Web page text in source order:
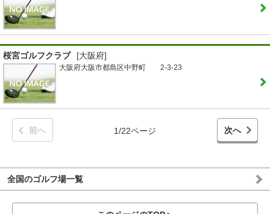
桜宮ゴルフクラブ [大阪府]
大阪府大阪市都島区中野町 2-3-23
前へ 1/22ページ 次へ
全国のゴルフ場一覧